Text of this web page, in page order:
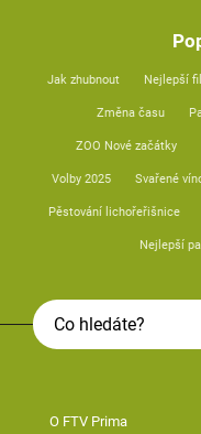
Jak zhubnout Nejlepší
Změna času
ZOO Nové začátky
Volby 2025 Svařené
Pěstování lichořeřišnice
Nejlepší
O FTV Prima